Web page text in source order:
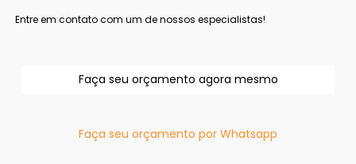
Entre em contato com um de nossos especialistas!
Faça seu orçamento agora mesmo
Faça seu orçamento por Whatsapp